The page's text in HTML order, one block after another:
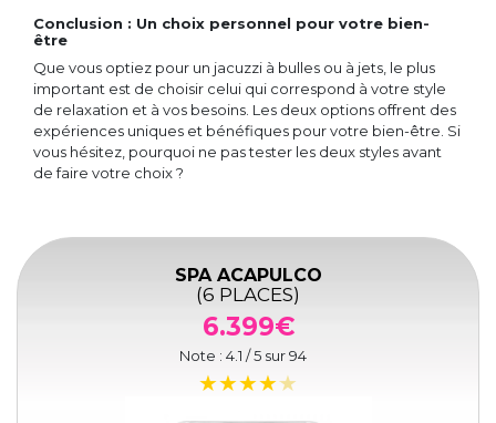
Conclusion : Un choix personnel pour votre bien-
être
Que vous optiez pour un jacuzzi à bulles ou à jets, le plus
important est de choisir celui qui correspond à votre style
de relaxation et à vos besoins. Les deux options offrent des
expériences uniques et bénéfiques pour votre bien-être. Si
vous hésitez, pourquoi ne pas tester les deux styles avant
de faire votre choix ?
SPA ACAPULCO
(6 PLACES)
6.399€
Note : 4.1 / 5 sur94